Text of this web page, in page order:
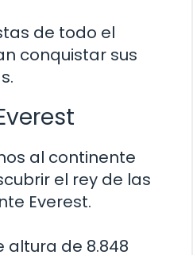
de todo el
conquistar sus
al continente
el rey de las
Everest.
altura de 8.848